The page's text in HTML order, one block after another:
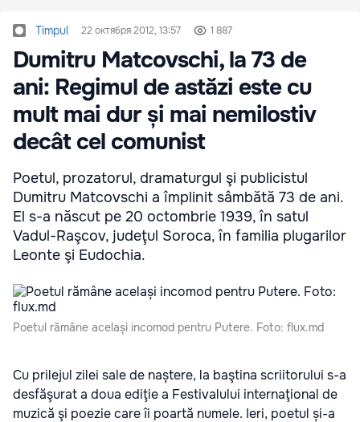
Timpul 22 октября 2012, 13:57 1 887
Dumitru Matcovschi, la 73 de
ani: Regimul de astăzi este cu
mult mai dur și mai nemilostiv
decât cel comunist
Poetul, prozatorul, dramaturgul şi publicistul
Dumitru Matcovschi a împlinit sâmbătă 73 de ani.
El s-a născut pe 20 octombrie 1939, în satul
Vadul-Raşcov, judeţul Soroca, în familia plugarilor
Leonte şi Eudochia.
Poetul rămâne același incomod pentru Putere. Foto: flux.md
Cu prilejul zilei sale de naștere, la baştina scriitorului s-a
desfăşurat a doua ediţie a Festivalului internaţional de
muzică şi poezie care îi poartă numele. Ieri, poetul și-a